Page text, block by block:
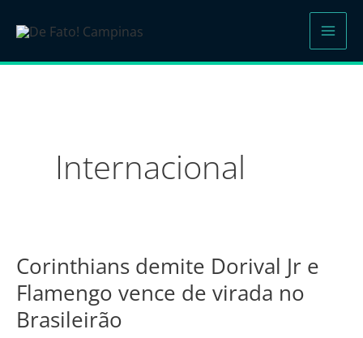
para
Internacional
Corinthians demite Dorival Jr e
Flamengo vence de virada no
Brasileirão
Corinthians
demite
Dorival
Jr